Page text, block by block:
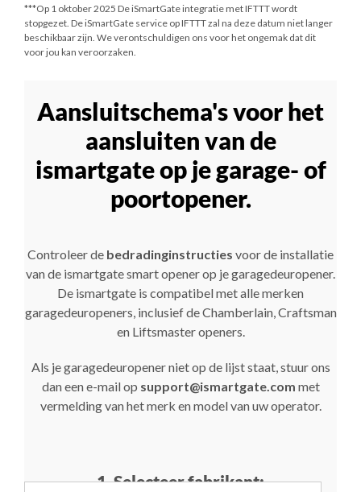
***Op 1 oktober 2025 De iSmartGate integratie met IFTTT wordt
stopgezet. De iSmartGate service op IFTTT zal na deze datum niet langer
beschikbaar zijn. We verontschuldigen ons voor het ongemak dat dit
voor jou kan veroorzaken.
Aansluitschema's voor het
aansluiten van de
ismartgate op je garage- of
poortopener.
Controleer de bedradinginstructies voor de installatie
van de ismartgate smart opener op je garagedeuropener.
De ismartgate is compatibel met alle merken
garagedeuropeners, inclusief de Chamberlain, Craftsman
en Liftsmaster openers.
Als je garagedeuropener niet op de lijst staat, stuur ons
dan een e-mail op support@ismartgate.com met
vermelding van het merk en model van uw operator.
1. Selecteer fabrikant: